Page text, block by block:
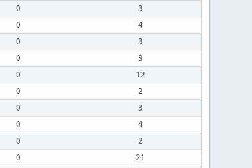
0
3
0
4
0
3
0
3
0
12
0
2
0
3
0
4
0
2
0 21